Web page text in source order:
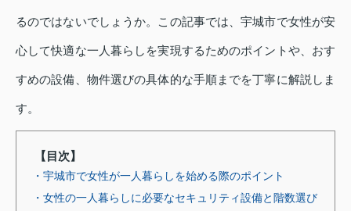
るのではないでしょうか。この記事では、宇城市で女性が安
心して快適な一人暮らしを実現するためのポイントや、おす
すめの設備、物件選びの具体的な手順までを丁寧に解説しま
す。
【目次】
・宇城市で女性が一人暮らしを始める際のポイント
・女性の一人暮らしに必要なセキュリティ設備と階数選び